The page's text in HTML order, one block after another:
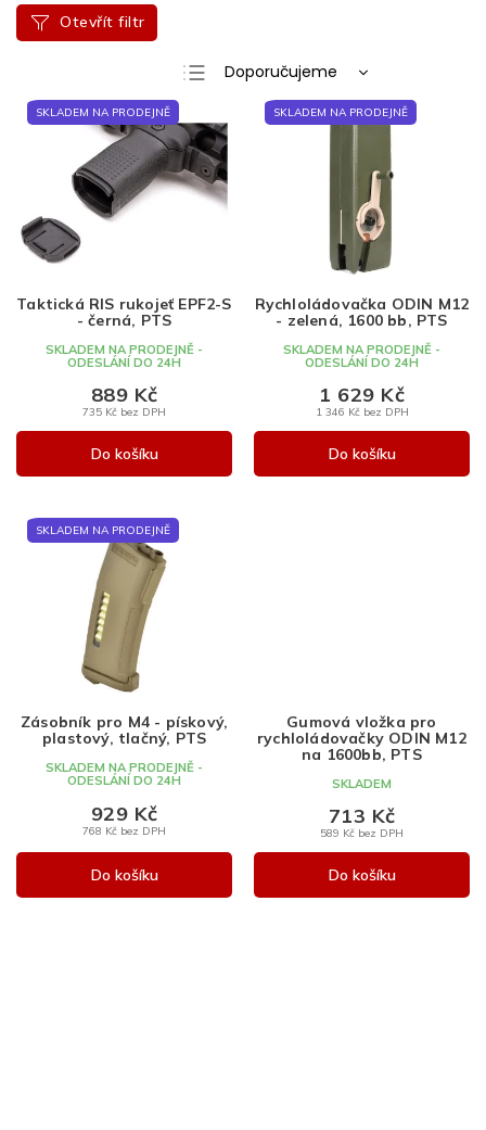
Otevřít filtr
Ř
a
z
e
n
í
u
t
ů
Doporučujeme
Nejlevnější
Nejdražší
Nejprodávanější
Abecedně
V
p
d
SKLADEM NA PRODEJNĚ
Taktická RIS rukojeť EPF2-S
- černá, PTS
SKLADEM NA PRODEJNĚ -
ODESLÁNÍ DO 24H
735 Kč bez DPH
889 Kč
Do košíku
SKLADEM NA PRODEJNĚ
Rychloládovačka ODIN M12
- zelená, 1600 bb, PTS
SKLADEM NA PRODEJNĚ -
ODESLÁNÍ DO 24H
1 346 Kč bez DPH
1 629 Kč
Do košíku
SKLADEM NA PRODEJNĚ
Zásobník pro M4 - pískový,
plastový, tlačný, PTS
SKLADEM NA PRODEJNĚ -
ODESLÁNÍ DO 24H
768 Kč bez DPH
929 Kč
Do košíku
Gumová vložka pro
rychloládovačky ODIN M12
na 1600bb, PTS
SKLADEM
589 Kč bez DPH
713 Kč
Do košíku